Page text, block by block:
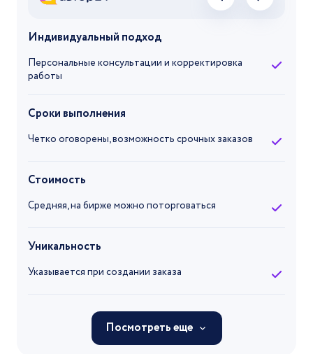
Индивидуальный подход
Персональные консультации и корректировка
работы
Сроки выполнения
Четко оговорены, возможность срочных заказов
Стоимость
Средняя, на бирже можно поторговаться
Уникальность
Указывается при создании заказа
Посмотреть еще